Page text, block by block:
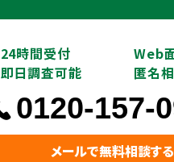
24時間受付
Web
即日調査可能
匿名
0120-157-
メールで無料相談する